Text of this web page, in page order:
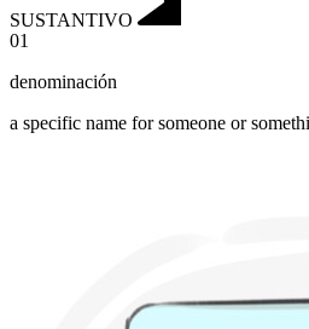
SUSTANTIVO
01
denominación
a specific name for someone or